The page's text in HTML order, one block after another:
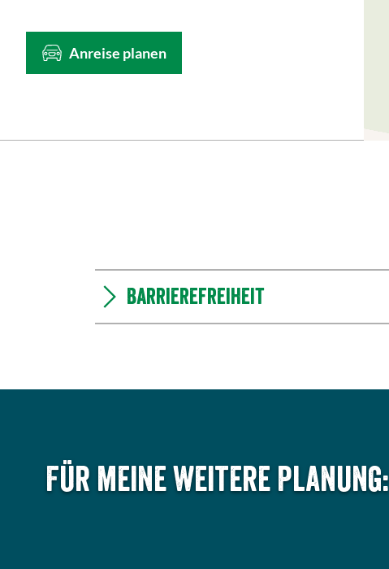
Anreise planen
Barrierefreiheit
Für meine weitere Planung: